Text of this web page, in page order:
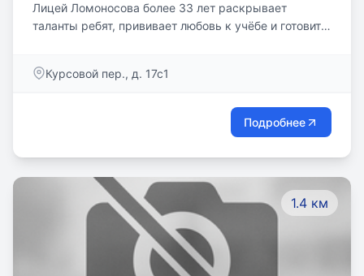
Лицей Ломоносова более 33 лет раскрывает
таланты ребят, прививает любовь к учёбе и готовит
Курсовой пер., д. 17с1
Подробнее
1.4 км